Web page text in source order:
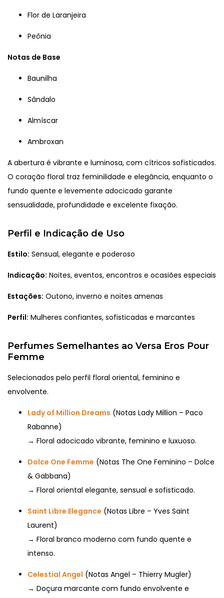
Flor de Laranjeira
Peônia
Notas de Base
Baunilha
Sândalo
Almíscar
Ambroxan
A abertura é vibrante e luminosa, com cítricos sofisticados.
O coração floral traz feminilidade e elegância, enquanto o
fundo quente e levemente adocicado garante
sensualidade, profundidade e excelente fixação.
Perfil e Indicação de Uso
Estilo: Sensual, elegante e poderoso
Indicação: Noites, eventos, encontros e ocasiões especiais
Estações: Outono, inverno e noites amenas
Perfil: Mulheres confiantes, sofisticadas e marcantes
Perfumes Semelhantes ao Versa Eros Pour
Femme
Selecionados pelo perfil floral oriental, feminino e
envolvente.
Lady of Million Dreams (Notas Lady Million – Paco
Rabanne)
→ Floral adocicado vibrante, feminino e luxuoso.
Dolce One Femme (Notas The One Feminino – Dolce
& Gabbana)
→ Floral oriental elegante, sensual e sofisticado.
Saint Libre Elegance (Notas Libre – Yves Saint
Laurent)
→ Floral branco moderno com fundo quente e
intenso.
Celestial Angel (Notas Angel – Thierry Mugler)
→ Doçura marcante com fundo envolvente e